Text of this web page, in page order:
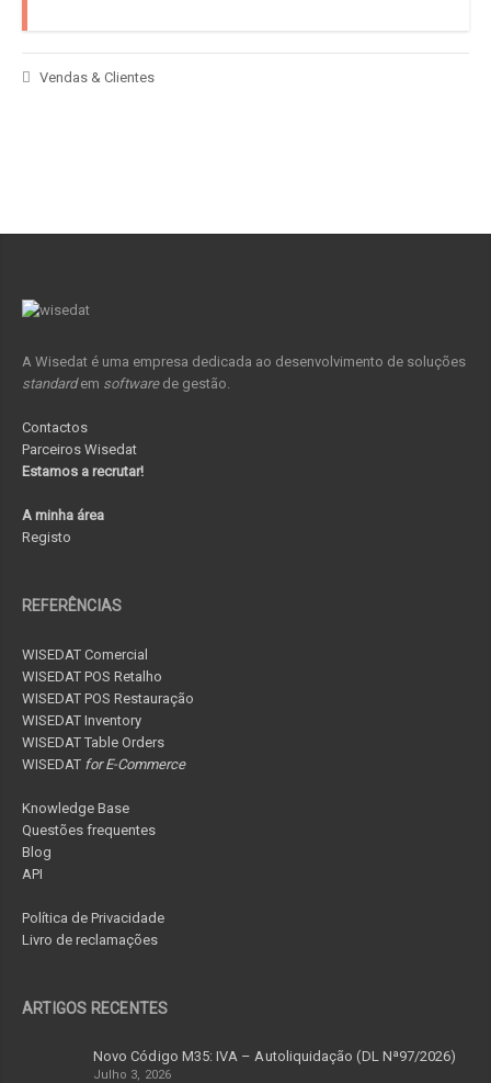
Vendas & Clientes
A Wisedat é uma empresa dedicada ao desenvolvimento de soluções
standardem softwarede gestão.
Contactos
Parceiros Wisedat
Estamos a recrutar!
A minha área
Registo
REFERÊNCIAS
WISEDAT Comercial
WISEDAT POS Retalho
WISEDAT POS Restauração
WISEDAT Inventory
WISEDAT Table Orders
WISEDAT for E-Commerce
Knowledge Base
Questões frequentes
Blog
API
Política de Privacidade
Livro de reclamações
ARTIGOS RECENTES
Novo Código M35: IVA – Autoliquidação (DL Nª97/2026)
Julho 3, 2026